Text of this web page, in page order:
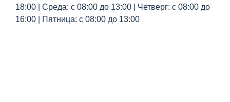
18:00 | Среда: с 08:00 до 13:00 | Четверг: с 08:00 до
16:00 | Пятница: с 08:00 до 13:00